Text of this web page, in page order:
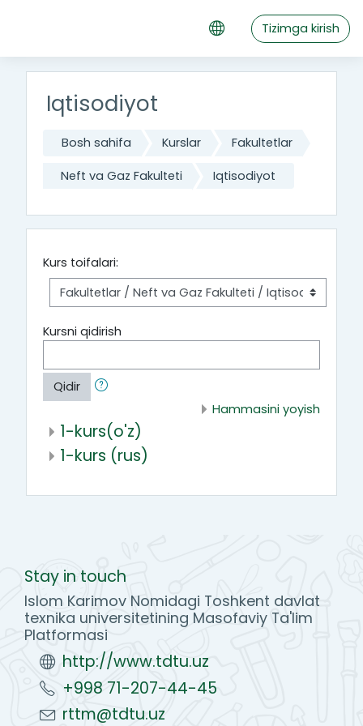
Tizimga kirish
Iqtisodiyot
Bosh sahifa Kurslar Fakultetlar
Neft va Gaz Fakulteti Iqtisodiyot
Kurs toifalari:
Kursni qidirish
Qidir
Hammasini yoyish
1-kurs(o'z)
1-kurs (rus)
Stay in touch
Islom Karimov Nomidagi Toshkent davlat
texnika universitetining Masofaviy Ta'lim
Platformasi
http://www.tdtu.uz
+998 71-207-44-45
rttm@tdtu.uz